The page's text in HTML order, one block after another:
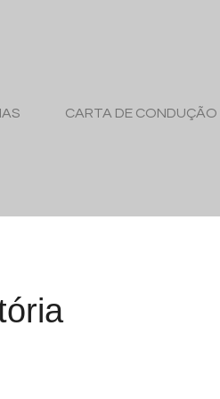
CARTA DE CONDUÇÃO